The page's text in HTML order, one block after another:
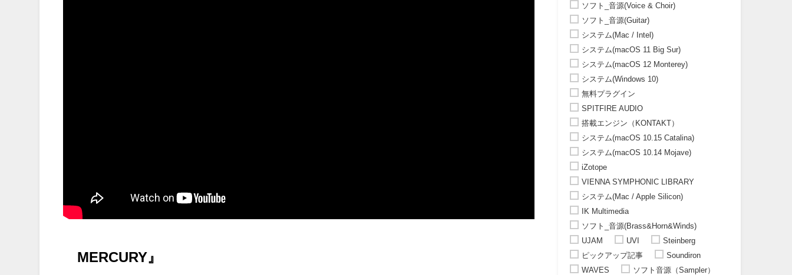
MERCURY』
ソフト_音源(Voice & Choir)
ソフト_音源(Guitar)
システム(Mac / Intel)
システム(macOS 11 Big Sur)
システム(macOS 12 Monterey)
システム(Windows 10)
無料プラグイン
SPITFIRE AUDIO
搭載エンジン（KONTAKT）
システム(macOS 10.15 Catalina)
システム(macOS 10.14 Mojave)
iZotope
VIENNA SYMPHONIC LIBRARY
システム(Mac / Apple Silicon)
IK Multimedia
ソフト_音源(Brass&Horn&Winds)
UJAM
UVI
Steinberg
ピックアップ記事
Soundiron
WAVES
ソフト音源（Sampler）